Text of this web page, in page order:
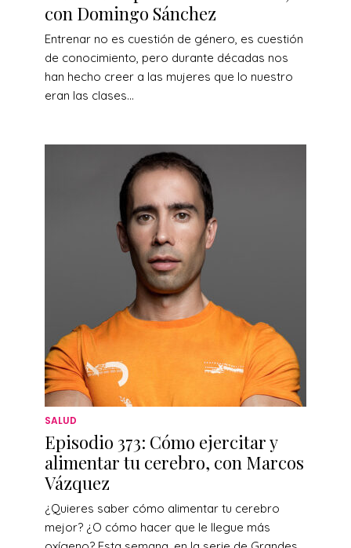
con Domingo Sánchez
Entrenar no es cuestión de género, es cuestión
de conocimiento, pero durante décadas nos
han hecho creer a las mujeres que lo nuestro
eran las clases...
SALUD
Episodio 373: Cómo ejercitar y
alimentar tu cerebro, con Marcos
Vázquez
¿Quieres saber cómo alimentar tu cerebro
mejor? ¿O cómo hacer que le llegue más